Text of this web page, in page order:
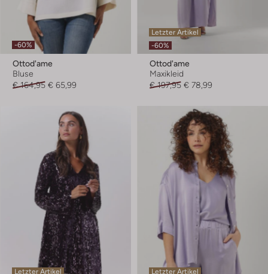
-60%
Ottod'ame
Bluse
€ 164,95 € 65,99
Letzter Artikel
-60%
Ottod'ame
Maxikleid
€ 197,95 € 78,99
Letzter Artikel
Letzter Artikel